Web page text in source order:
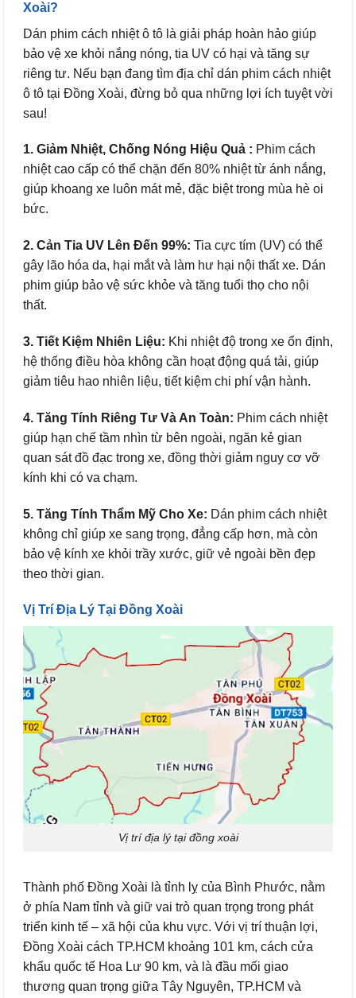
Xoài?
Dán phim cách nhiệt ô tô là giải pháp hoàn hảo giúp
bảo vệ xe khỏi nắng nóng, tia UV có hại và tăng sự
riêng tư. Nếu bạn đang tìm địa chỉ dán phim cách nhiệt
ô tô tại Đồng Xoài, đừng bỏ qua những lợi ích tuyệt vời
sau!
1. Giảm Nhiệt, Chống Nóng Hiệu Quả : Phim cách
nhiệt cao cấp có thể chặn đến 80% nhiệt từ ánh nắng,
giúp khoang xe luôn mát mẻ, đặc biệt trong mùa hè oi
bức.
2. Cản Tia UV Lên Đến 99%: Tia cực tím (UV) có thể
gây lão hóa da, hại mắt và làm hư hại nội thất xe. Dán
phim giúp bảo vệ sức khỏe và tăng tuổi thọ cho nội
thất.
3. Tiết Kiệm Nhiên Liệu: Khi nhiệt độ trong xe ổn định,
hệ thống điều hòa không cần hoạt động quá tải, giúp
giảm tiêu hao nhiên liệu, tiết kiệm chi phí vận hành.
4. Tăng Tính Riêng Tư Và An Toàn: Phim cách nhiệt
giúp hạn chế tầm nhìn từ bên ngoài, ngăn kẻ gian
quan sát đồ đạc trong xe, đồng thời giảm nguy cơ vỡ
kính khi có va chạm.
5. Tăng Tính Thẩm Mỹ Cho Xe: Dán phim cách nhiệt
không chỉ giúp xe sang trọng, đẳng cấp hơn, mà còn
bảo vệ kính xe khỏi trầy xước, giữ vẻ ngoài bền đẹp
theo thời gian.
Vị Trí Địa Lý Tại Đồng Xoài
Vị trí địa lý tại đồng xoài
Thành phố Đồng Xoài là tỉnh lỵ của Bình Phước, nằm
ở phía Nam tỉnh và giữ vai trò quan trọng trong phát
triển kinh tế – xã hội của khu vực. Với vị trí thuận lợi,
Đồng Xoài cách TP.HCM khoảng 101 km, cách cửa
khẩu quốc tế Hoa Lư 90 km, và là đầu mối giao
thương quan trọng giữa Tây Nguyên, TP.HCM và